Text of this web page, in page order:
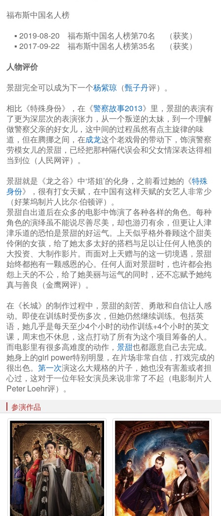
福布斯中国名人榜
▪ 2019-08-20 福布斯中国名人榜第70名 （获奖）
▪ 2017-09-22 福布斯中国名人榜第35名 （获奖）
人物评价
景甜完全可以成为下一个杨紫琼（甄子丹评）。
相比《特殊身份》，在《警察故事2013》里，景甜的表演有
了更为深层次的表演张力，从一个叛逆的太妹，到一个理解
做警察父亲的好女儿，这中间的过程虽然有点主旋律的味
道，但在腾挪之间，在成龙这个老戏骨的带动下，饰演警察
劳模女儿的景甜，已经把那种隔代误会和父女情深表达得相
当到位（人民网评）。
景甜就是《龙之谷》中‘塔姐’的化身，之前看过她的《特殊
身份》，很有打女天赋，在中国有这样天赋的女艺人非常少
（好莱坞制片人比尔·伯顿评）。
景甜自出道后在众多的电影中饰演了各种各样的角色。每种
角色的演绎虽不能说尽善尽美，却也游刃有余，但更让人津
津乐道的恐怕是景甜的好运气。上天似乎格外眷顾这个甜美
伶俐的女孩，给了她太多太好的搭档与足以让任何人艳羡的
大投资、大制作影片。而面对上天赠与的这一切境遇，景甜
始终都抱有一颗感恩的心。任何人面对景甜时，也许都会抱
怨上天的不公，给了她美丽与运气的同时，还不忘赋予她纯
真与善良（金鹰网评）。
在《长城》的制作过程中，景甜的刻苦、勇敢和自信让人感
动。即使在训练时受伤多次，但她仍然继续训练。包括英
语，她几乎是每天至少4个小时的动作训练+4个小时的英文
课，周末也不休息，这点打动了所有为这个项目筹备的人。
而电影里有很多高难度的动作， 景甜也都愿意自己去完成。
她身上的girl power特别明显，在片场非常自信，打戏完成的
很出色。 第一次演这么大规格的片子，她也没有害羞或者担
心过，这对于一位年轻女演员来说非常了不起（电影制片人
Peter Loehr评）。
参演作品